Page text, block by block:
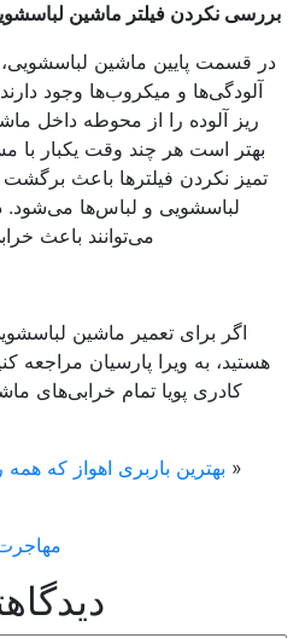
نکردن فیلتر ماشین لباسشویی
قسمت پایین ماشین لباسشویی،
آلودگی‌ها و میکروب‌ها وجود دارند.
ریز آلوده را از محوطه داخل
بهتر است هر چند وقت یکبار با مسواک
تمیز نکردن فیلترها باعث برگشت
لباسشویی و لباس‌ها می‌شود. در
می‌توانند باعث
اگر برای تعمیر ماشین لباسشویی
هستید، به ویرا پارسیان مراجعه کنید.
کادری پویا تمام خرابی‌های
بهترین باربری اهواز که همه
مهاجرت